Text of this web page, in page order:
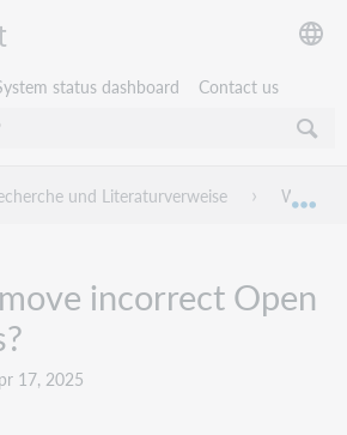
status dashboard Contact us
expandieren/verbergen
und Literaturverweise
incorrect Open
17, 2025